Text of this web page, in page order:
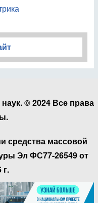
© 2024 Все права
средства массовой
Эл ФС77-26549 от
г.